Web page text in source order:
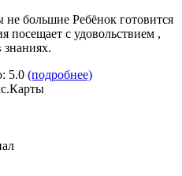
большие Ребёнок готовится
посещает с удовольствием ,
знаниях.
5.0 (подробнее)